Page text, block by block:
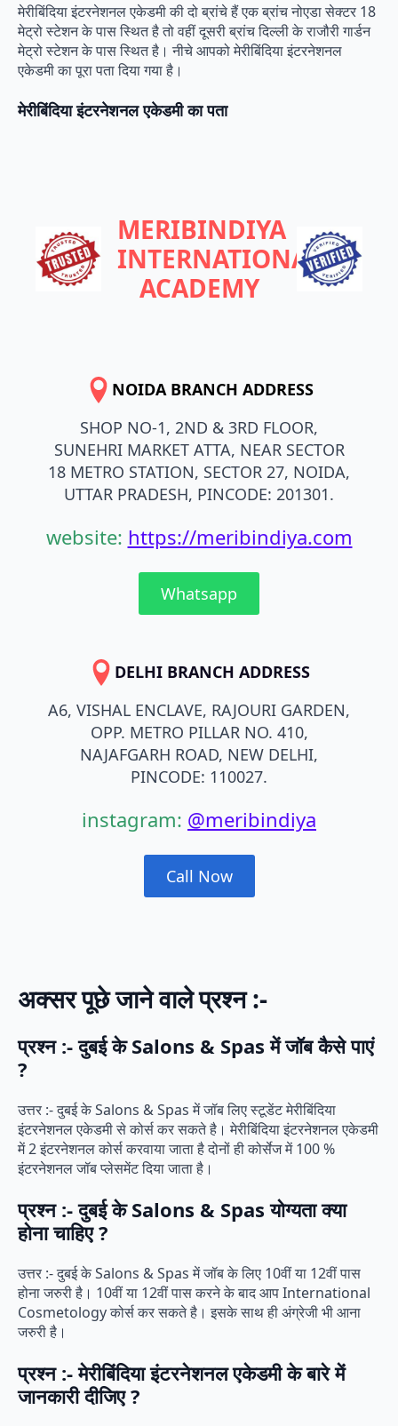
मेरीबिंदिया इंटरनेशनल एकेडमी की दो ब्रांचे हैं एक ब्रांच नोएडा सेक्टर 18
मेट्रो स्टेशन के पास स्थित है तो वहीं दूसरी ब्रांच दिल्ली के राजौरी गार्डन
मेट्रो स्टेशन के पास स्थित है। नीचे आपको मेरीबिंदिया इंटरनेशनल
एकेडमी का पूरा पता दिया गया है।
मेरीबिंदिया इंटरनेशनल एकेडमी का पता
MERIBINDIYA
INTERNATIONAL
ACADEMY
NOIDA BRANCH ADDRESS
SHOP NO-1, 2ND & 3RD FLOOR,
SUNEHRI MARKET ATTA, NEAR SECTOR
18 METRO STATION, SECTOR 27, NOIDA,
UTTAR PRADESH, PINCODE: 201301.
website: https://meribindiya.com
Whatsapp
DELHI BRANCH ADDRESS
A6, VISHAL ENCLAVE, RAJOURI GARDEN,
OPP. METRO PILLAR NO. 410,
NAJAFGARH ROAD, NEW DELHI,
PINCODE: 110027.
instagram: @meribindiya
Call Now
अक्सर पूछे जाने वाले प्रश्न :-
प्रश्न :- दुबई के Salons & Spas में जॉब कैसे पाएं
?
उत्तर :- दुबई के Salons & Spas में जॉब लिए स्टूडेंट मेरीबिंदिया
इंटरनेशनल एकेडमी से कोर्स कर सकते है। मेरीबिंदिया इंटरनेशनल एकेडमी
में 2 इंटरनेशनल कोर्स करवाया जाता है दोनों ही कोर्सेज में 100 %
इंटरनेशनल जॉब प्लेसमेंट दिया जाता है।
प्रश्न :- दुबई के Salons & Spas योग्यता क्या
होना चाहिए ?
उत्तर :- दुबई के Salons & Spas में जॉब के लिए 10वीं या 12वीं पास
होना जरुरी है। 10वीं या 12वीं पास करने के बाद आप International
Cosmetology कोर्स कर सकते है। इसके साथ ही अंग्रेजी भी आना
जरुरी है।
प्रश्न :- मेरीबिंदिया इंटरनेशनल एकेडमी के बारे में
जानकारी दीजिए ?